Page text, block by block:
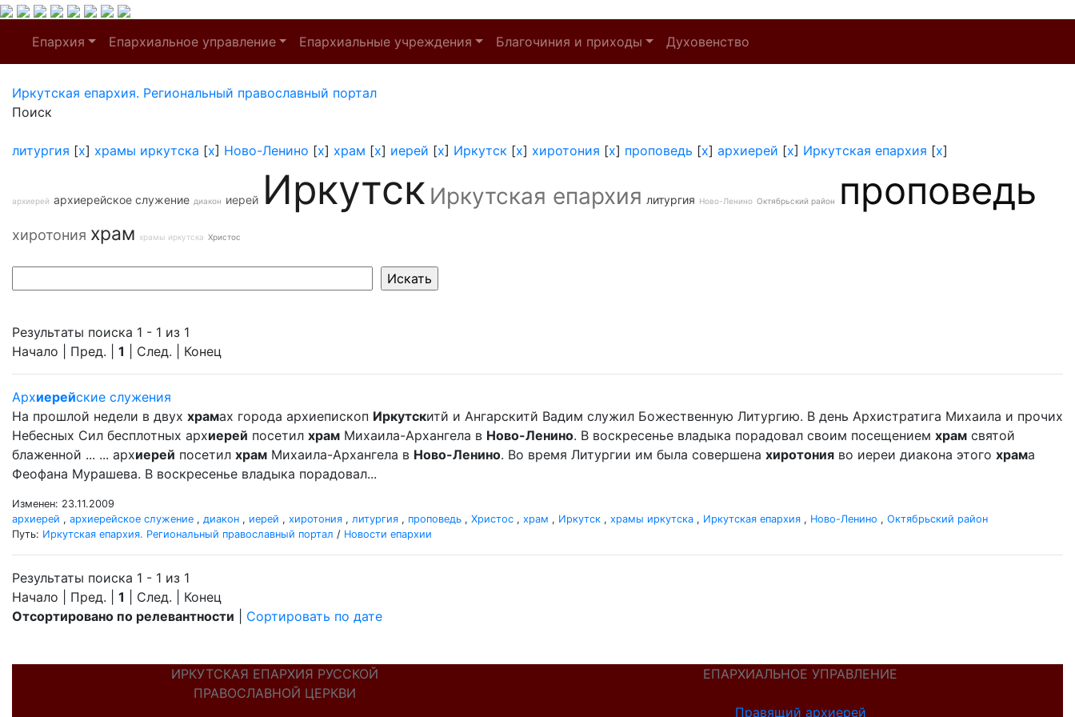
Епархия Епархиальное управление Епархиальные учреждения Благочиния и приходы Духовенство
Иркутская епархия. Региональный православный портал
Поиск
литургия [x] храмы иркутска [x] Ново-Ленино [x] храм [x] иерей [x] Иркутск [x] хиротония [x] проповедь [x] архиерей [x] Иркутская епархия [x]
архиерей архиерейское служение диакон иерей Иркутск Иркутская епархия литургия Ново-Ленино Октябрьский район проповедь
хиротония храм храмы иркутска Христос
Результаты поиска 1 - 1 из 1
Начало | Пред. | 1 | След. | Конец
Архиерейские служения
На прошлой недели в двух храмах города архиепископ Иркутскитй и Ангарскитй Вадим служил Божественную Литургию. В день Архистратига Михаила и прочих
Небесных Сил бесплотных архиерей посетил храм Михаила-Архангела в Ново-Ленино. В воскресенье владыка порадовал своим посещением храм святой
блаженной ... ... архиерей посетил храм Михаила-Архангела в Ново-Ленино. Во время Литургии им была совершена хиротония во иереи диакона этого храма
Феофана Мурашева. В воскресенье владыка порадовал...
Изменен: 23.11.2009
архиерей , архиерейское служение , диакон , иерей , хиротония , литургия , проповедь , Христос , храм , Иркутск , храмы иркутска , Иркутская епархия , Ново-Ленино , Октябрьский район
Путь: Иркутская епархия. Региональный православный портал / Новости епархии
Результаты поиска 1 - 1 из 1
Начало | Пред. | 1 | След. | Конец
Отсортировано по релевантности
Сортировать по дате
ИРКУТСКАЯ ЕПАРХИЯ РУССКОЙ
ПРАВОСЛАВНОЙ ЦЕРКВИ
ЕПАРХИАЛЬНОЕ УПРАВЛЕНИЕ
Правящий архиерей